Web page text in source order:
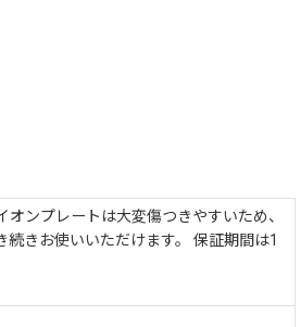
ンプレートは大変傷つきやすいため、
きお使いいただけます。 保証期間は1